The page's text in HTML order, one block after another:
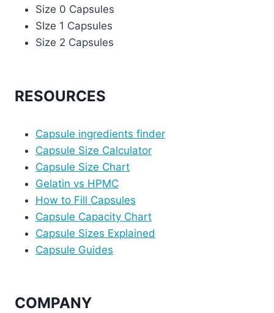
Size 0 Capsules
SIze 1 Capsules
Size 2 Capsules
RESOURCES
Capsule ingredients finder
Capsule Size Calculator
Capsule Size Chart
Gelatin vs HPMC
How to Fill Capsules
Capsule Capacity Chart
Capsule Sizes Explained
Capsule Guides
COMPANY